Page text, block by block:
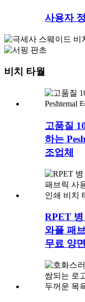
사용자
비치 타월
고품질
하는
조업체
RPET
와플 패
무료 양